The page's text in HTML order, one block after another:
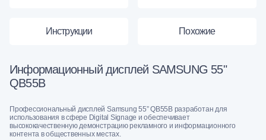
Инструкции Похожие
Информационный дисплей SAMSUNG 55"
QB55B
Профессиональный дисплей Samsung 55” QB55B разработан для
использования в сфере Digital Signage и обеспечивает
высококачественную демонстрацию рекламного и информационного
контента в общественных местах.